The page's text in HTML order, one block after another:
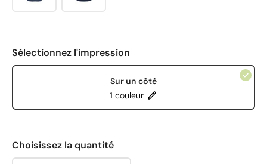
Sélectionnez l'impression
Sur un côté
1 couleur
Choisissez la quantité